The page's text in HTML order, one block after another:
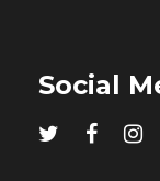
Social